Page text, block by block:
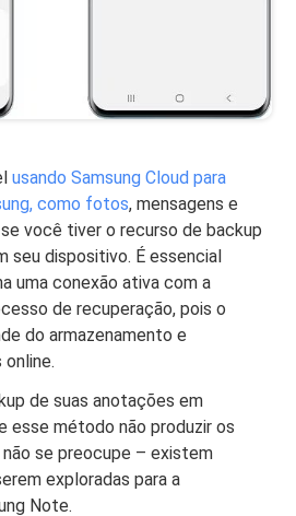
usando Samsung Cloud para
como fotos, mensagens e
você tiver o recurso de backup
seu dispositivo. É essencial
uma conexão ativa com a
de recuperação, pois o
do armazenamento e
de suas anotações em
esse método não produzir os
se preocupe – existem
exploradas para a
Note.